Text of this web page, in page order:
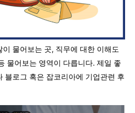
물어보는 곳, 직무에 대한 이해도
물어보는 영역이 다릅니다. 제일 좋
블로그 혹은 잡코리아에 기업관련 후